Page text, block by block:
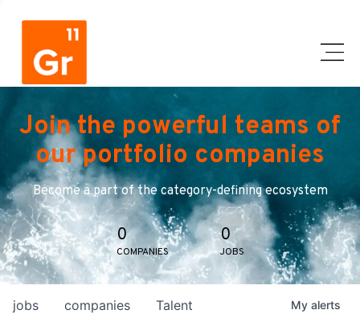
Join the powerful teams of
our portfolio companies
Become a part of the category-defining ecosystem
0
COMPANIES
0
JOBS
jobs companies Talent My alerts